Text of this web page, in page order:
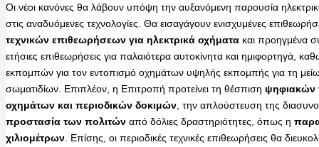
Οι νέοι κανόνες θα λάβουν υπόψη την αυξανόμενη παρουσία
στις αναδυόμενες τεχνολογίες. Θα εισαγάγουν ενισχυμένες
τεχνικών επιθεωρήσεων για ηλεκτρικά οχήματα και προηγμένα
ετήσιες επιθεωρήσεις για παλαιότερα αυτοκίνητα και ημιφορτηγά,
εκπομπών για τον εντοπισμό οχημάτων υψηλής εκπομπής για τη
σωματιδίων. Επιπλέον, η Επιτροπή προτείνει τη θέσπιση ψηφιακών
οχημάτων και περιοδικών δοκιμών , την απλούστευση της
προστασία των πολιτών από δόλιες δραστηριότητες, όπως η
χιλιομέτρων . Επίσης, οι περιοδικές τεχνικές επιθεωρήσεις θα